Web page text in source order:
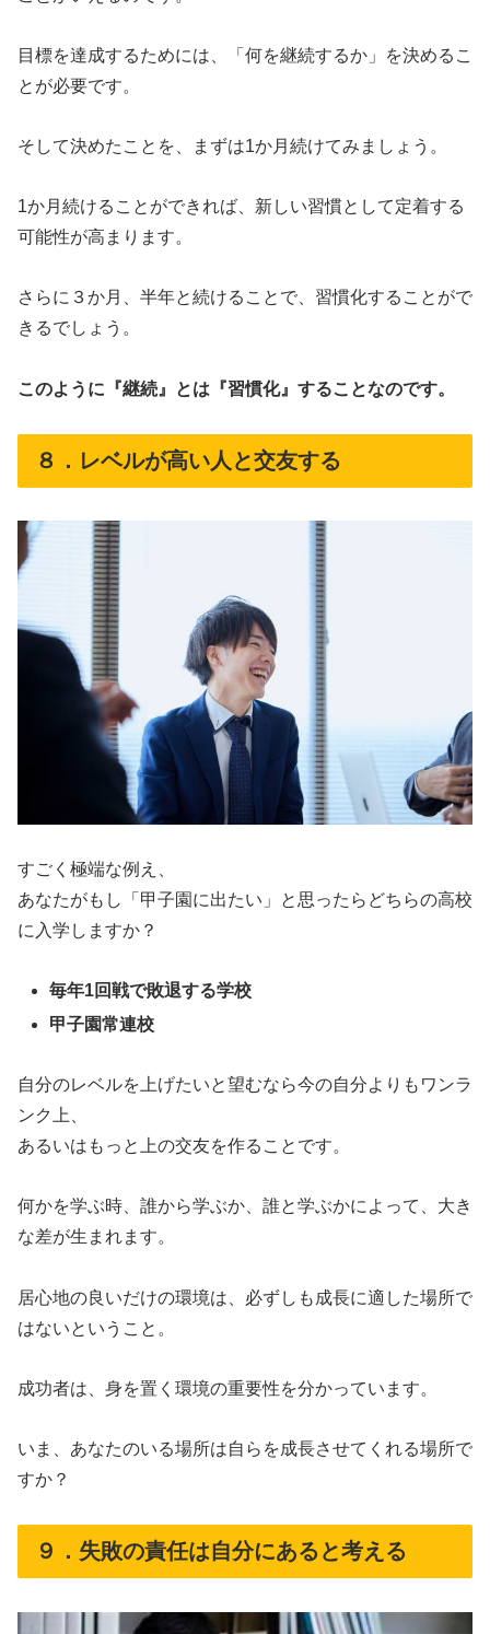
目標を達成するためには、「何を継続するか」を決めるこ
とが必要です。
そして決めたことを、まずは1か月続けてみましょう。
1か月続けることができれば、新しい習慣として定着する
可能性が高まります。
さらに３か月、半年と続けることで、習慣化することがで
きるでしょう。
このように『継続』とは『習慣化』することなのです。
８．レベルが高い人と交友する
すごく極端な例え、
あなたがもし「甲子園に出たい」と思ったらどちらの高校
に入学しますか？
毎年1回戦で敗退する学校
甲子園常連校
自分のレベルを上げたいと望むなら今の自分よりもワンラ
ンク上、
あるいはもっと上の交友を作ることです。
何かを学ぶ時、誰から学ぶか、誰と学ぶかによって、大き
な差が生まれます。
居心地の良いだけの環境は、必ずしも成長に適した場所で
はないということ。
成功者は、身を置く環境の重要性を分かっています。
いま、あなたのいる場所は自らを成長させてくれる場所で
すか？
９．失敗の責任は自分にあると考える